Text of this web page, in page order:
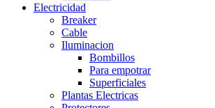
Electricidad
Breaker
Cable
Iluminacion
Bombillos
Para empotrar
Superficiales
Plantas Electricas